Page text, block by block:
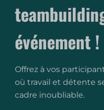
événement !
Offrez à vos
où travail et détente
cadre inoubliable.